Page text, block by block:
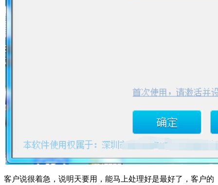
客户说很着急，说明天要用，能马上处理好是最好了，客户的